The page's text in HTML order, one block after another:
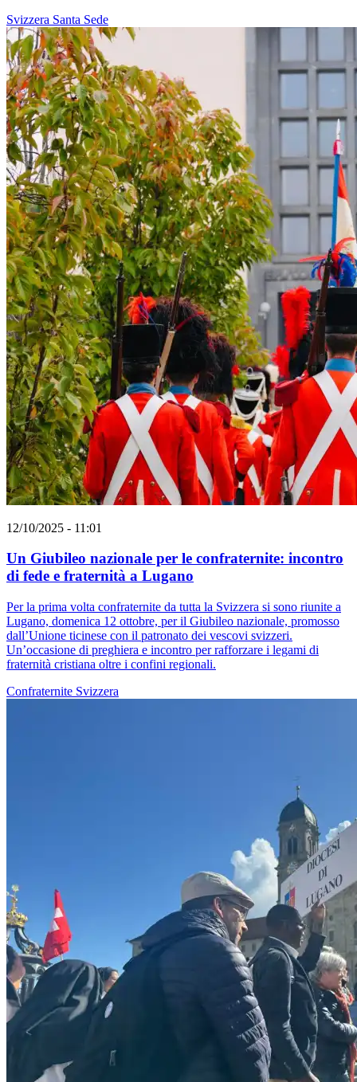
Svizzera Santa Sede
12/10/2025 - 11:01
Un Giubileo nazionale per le confraternite: incontro
di fede e fraternità a Lugano
Per la prima volta confraternite da tutta la Svizzera si sono riunite a
Lugano, domenica 12 ottobre, per il Giubileo nazionale, promosso
dall’Unione ticinese con il patronato dei vescovi svizzeri.
Un’occasione di preghiera e incontro per rafforzare i legami di
fraternità cristiana oltre i confini regionali.
Confraternite Svizzera